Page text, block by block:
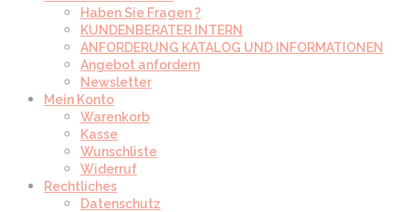
Haben Sie Fragen ?
KUNDENBERATER INTERN
ANFORDERUNG KATALOG UND INFORMATIONEN
Angebot anfordern
Newsletter
Mein Konto
Warenkorb
Kasse
Wunschliste
Widerruf
Rechtliches
Datenschutz